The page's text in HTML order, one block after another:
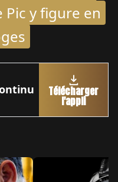
Pic y figure en
Télécharger
l'appli